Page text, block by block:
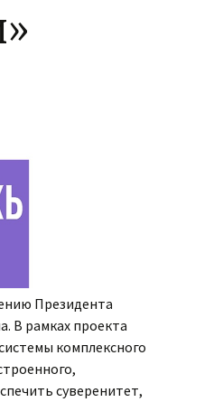
Президента
В рамках проекта
комплексного
суверенитет,